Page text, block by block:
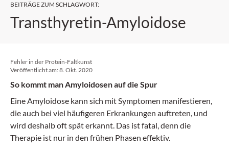
BEITRÄGE ZUM SCHLAGWORT:
Transthyretin-Amyloidose
Fehler in der Protein-Faltkunst
Veröffentlicht am:8. Okt. 2020
So kommt man Amyloidosen auf die Spur
Eine Amyloidose kann sich mit Symptomen manifestieren,
die auch bei viel häufigeren Erkrankungen auftreten, und
wird deshalb oft spät erkannt. Das ist fatal, denn die
Therapie ist nur in den frühen Phasen effektiv.